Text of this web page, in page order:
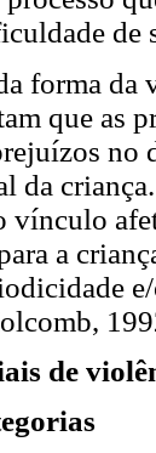
de
forma
que as
no
da
vínculo
a
de